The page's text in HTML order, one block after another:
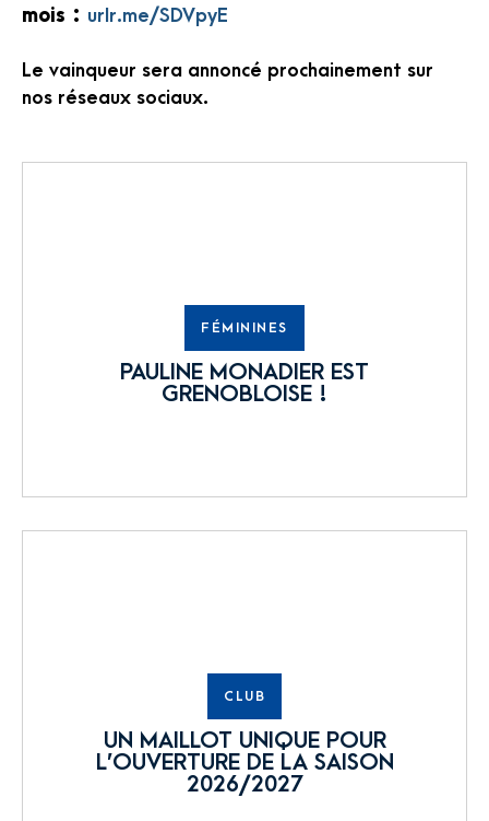
mois : urlr.me/SDVpyE
Le vainqueur sera annoncé prochainement sur
nos réseaux sociaux.
FÉMININES
PAULINE MONADIER EST
GRENOBLOISE !
CLUB
UN MAILLOT UNIQUE POUR
L’OUVERTURE DE LA SAISON
2026/2027